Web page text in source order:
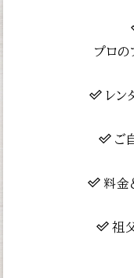
プロの
レン
ご
料金
祖